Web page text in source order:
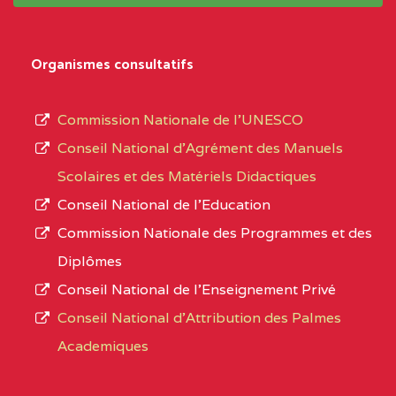
NDOMO BP :1154
CENTRE
COLLEGE PRIVE
CATHOLIQUE JOSPEH
STINTZI BP :53 OBALA
CENTRE
COLLEGE PRIVE LAIC LE
YDE
CENTRE
type
L’offre
d’éducation
de
Organismes consultatifs
Commission Nationale de l’UNESCO
Conseil National d’Agrément des Manuels
Scolaires et des Matériels Didactiques
Conseil National de l’Education
Commission Nationale des Programmes et des
Diplômes
Conseil National de l’Enseignement Privé
Conseil National d'Attribution des Palmes
Academiques